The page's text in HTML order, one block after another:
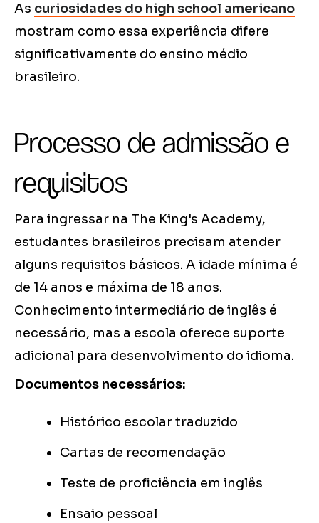
As curiosidades do high school americano
mostram como essa experiência difere
significativamente do ensino médio
brasileiro.
Processo de admissão e
requisitos
Para ingressar na The King's Academy,
estudantes brasileiros precisam atender
alguns requisitos básicos. A idade mínima é
de 14 anos e máxima de 18 anos.
Conhecimento intermediário de inglês é
necessário, mas a escola oferece suporte
adicional para desenvolvimento do idioma.
Documentos necessários:
Histórico escolar traduzido
Cartas de recomendação
Teste de proficiência em inglês
Ensaio pessoal